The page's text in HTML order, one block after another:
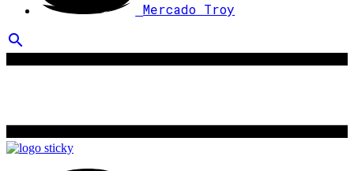
Mercado Troy
search